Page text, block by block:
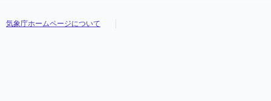
気象庁ホームページについて